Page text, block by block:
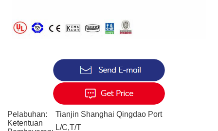
Pelabuhan:
Tianjin Shanghai Qingdao Port
Ketentuan
L/C,T/T